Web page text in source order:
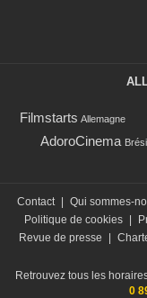
Filmstarts Allemagne
AdoroCinema
Contact Qui sommes-
Politique de cookies
Revue de presse
Retrouvez tous les
0